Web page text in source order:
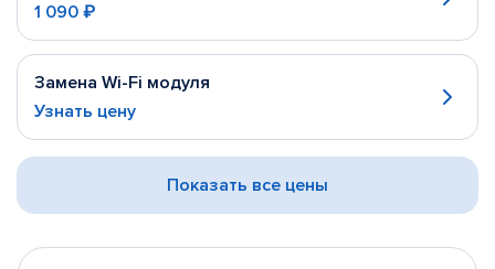
1 090 ₽
Замена Wi-Fi модуля
Узнать цену
Показать все цены